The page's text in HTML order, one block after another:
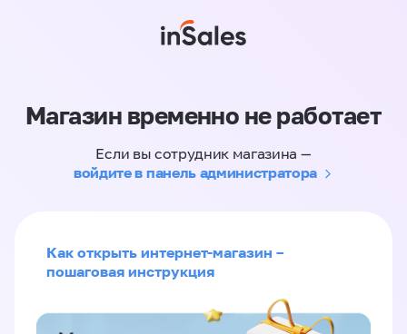
Магазин временно не работает
Если вы сотрудник магазина —
войдите в панель администратора
Как открыть интернет-магазин –
пошаговая инструкция